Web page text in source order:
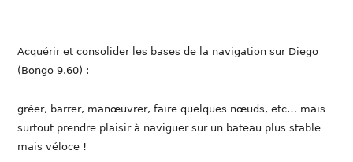
Acquérir et consolider les bases de la navigation sur Diego
(Bongo 9.60) :
gréer, barrer, manœuvrer, faire quelques nœuds, etc… mais
surtout prendre plaisir à naviguer sur un bateau plus stable
mais véloce !